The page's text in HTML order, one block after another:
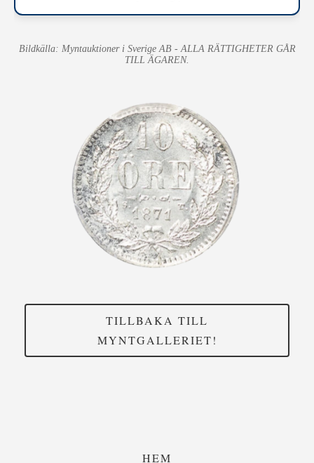
Bildkälla: Myntauktioner i Sverige AB - ALLA RÄTTIGHETER GÅR
TILL ÄGAREN.
TILLBAKA TILL
MYNTGALLERIET!
HEM